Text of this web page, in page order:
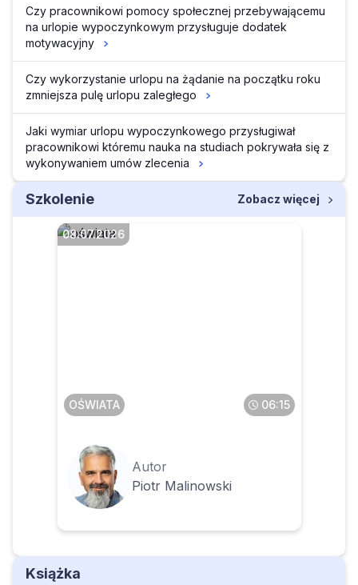
Czy pracownikowi pomocy społecznej przebywającemu
na urlopie wypoczynkowym przysługuje dodatek
motywacyjny
Czy wykorzystanie urlopu na żądanie na początku roku
zmniejsza pulę urlopu zaległego
Jaki wymiar urlopu wypoczynkowego przysługiwał
pracownikowi któremu nauka na studiach pokrywała się z
wykonywaniem umów zlecenia
Szkolenie Zobacz więcej
08.07.2026
OŚWIATA 06:15
Autor
Piotr Malinowski
Książka